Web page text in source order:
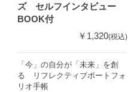
ズ セルフインタビュー
BOOK付
￥1,320(税込)
「今」の自分が「未来」を創
る リフレクティブポートフォ
リオ手帳